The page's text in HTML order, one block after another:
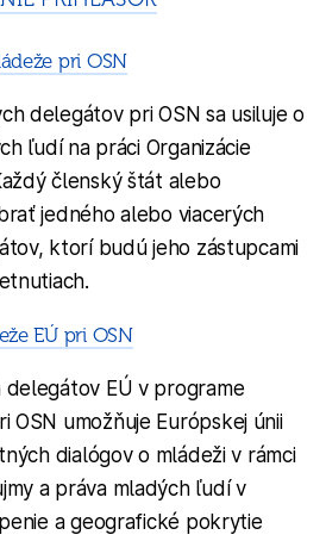
pri OSN
delegátov pri OSN sa usiluje o
ľudí na práci Organizácie
členský štát alebo
jedného alebo viacerých
ktorí budú jeho zástupcami
EÚ pri OSN
EÚ v programe
OSN umožňuje Európskej únii
dialógov o mládeži v rámci
a práva mladých ľudí v
a geografické pokrytie